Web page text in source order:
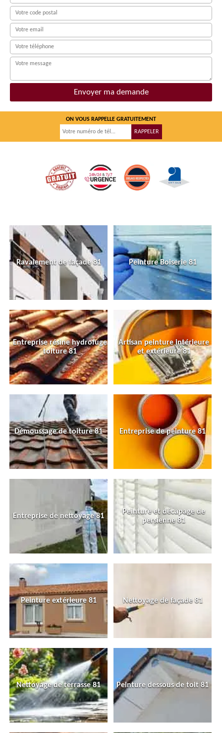
ON VOUS RAPPELLE GRATUITEMENT
Ravalement de façade 81 Peinture Boiserie 81
Entreprise résine hydrofuge
toiture 81
Artisan peinture intérieure
et extérieure 81
Démoussage de toiture 81 Entreprise de peinture 81
Entreprise de nettoyage 81
Peinture et décapage de
persienne 81
Peinture extérieure 81 Nettoyage de façade 81
Nettoyage de terrasse 81 Peinture dessous de toit 81